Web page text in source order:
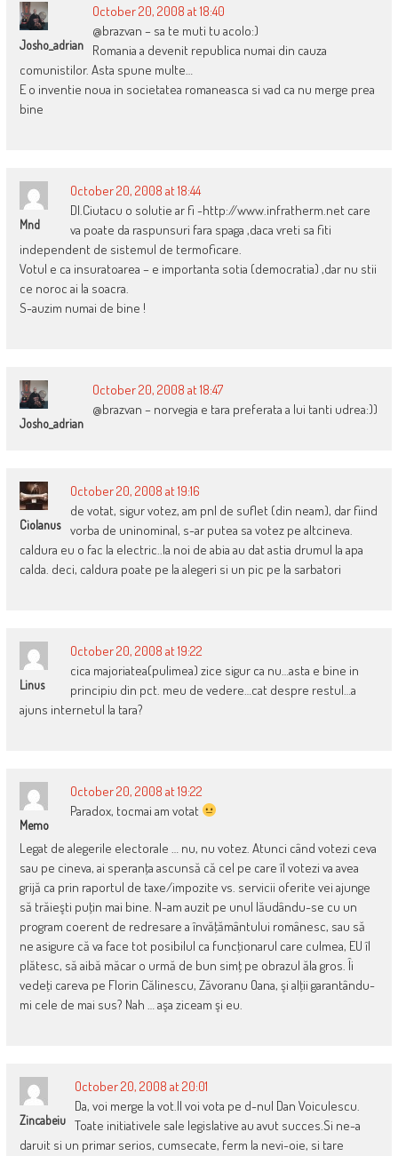
Josho_adrian
October 20, 2008 at 18:40
@brazvan – sa te muti tu acolo:)
Romania a devenit republica numai din cauza
comunistilor. Asta spune multe…
E o inventie noua in societatea romaneasca si vad ca nu merge prea
bine
Mnd
October 20, 2008 at 18:44
Dl.Ciutacu o solutie ar fi -http://www.infratherm.net care
va poate da raspunsuri fara spaga ,daca vreti sa fiti
independent de sistemul de termoficare.
Votul e ca insuratoarea – e importanta sotia (democratia) ,dar nu stii
ce noroc ai la soacra.
S-auzim numai de bine !
Josho_adrian
October 20, 2008 at 18:47
@brazvan – norvegia e tara preferata a lui tanti udrea:))
Ciolanus
October 20, 2008 at 19:16
de votat, sigur votez, am pnl de suflet (din neam), dar fiind
vorba de uninominal, s-ar putea sa votez pe altcineva.
caldura eu o fac la electric..la noi de abia au dat astia drumul la apa
calda. deci, caldura poate pe la alegeri si un pic pe la sarbatori
Linus
October 20, 2008 at 19:22
cica majoriatea(pulimea) zice sigur ca nu…asta e bine in
principiu din pct. meu de vedere…cat despre restul…a
ajuns internetul la tara?
Memo
October 20, 2008 at 19:22
Paradox, tocmai am votat
Legat de alegerile electorale … nu, nu votez. Atunci când votezi ceva
sau pe cineva, ai speranţa ascunsă că cel pe care îl votezi va avea
grijă ca prin raportul de taxe/impozite vs. servicii oferite vei ajunge
să trăieşti puţin mai bine. N-am auzit pe unul lăudându-se cu un
program coerent de redresare a învăţământului românesc, sau să
ne asigure că va face tot posibilul ca funcţionarul care culmea, EU îl
plătesc, să aibă măcar o urmă de bun simţ pe obrazul ăla gros. Îi
vedeţi careva pe Florin Călinescu, Zăvoranu Oana, şi alţii garantându-
mi cele de mai sus? Nah … aşa ziceam şi eu.
Zincabeiu
October 20, 2008 at 20:01
Da, voi merge la vot.Il voi vota pe d-nul Dan Voiculescu.
Toate initiativele sale legislative au avut succes.Si ne-a
daruit si un primar serios, cumsecate, ferm la nevi-oie, si tare